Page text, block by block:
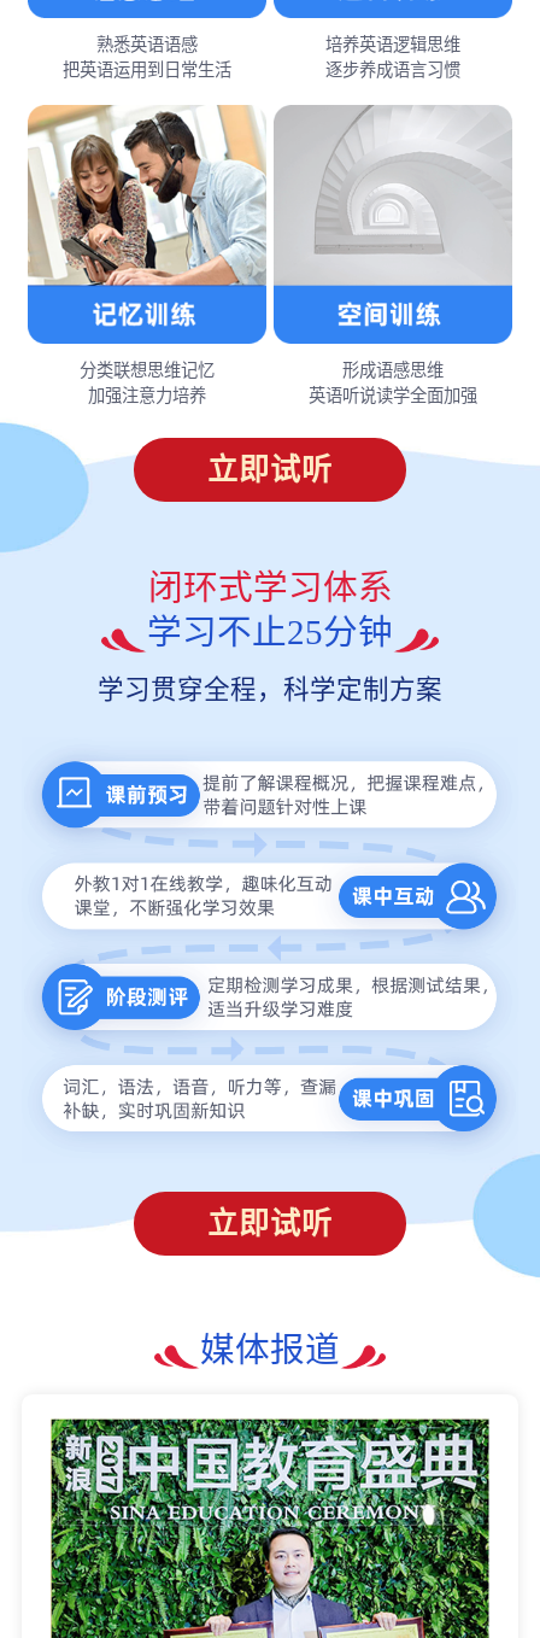
熟悉英语语感
把英语运用到日常生活
培养英语逻辑思维
逐步养成语言习惯
分类联想思维记忆
加强注意力培养
形成语感思维
英语听说读学全面加强
立即试听
闭环式学习体系
学习不止25分钟
学习贯穿全程，科学定制方案
立即试听
媒体报道